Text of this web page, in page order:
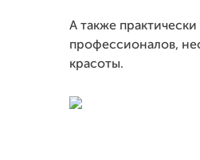
А также
профессионалов,
красоты.